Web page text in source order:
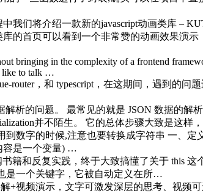
我们将介绍一款新的javascript动画类库 –
的首页可以看到一个非常赞的动画效果演
bringing in the complexity of a frontend
like to talk …
router，和 typescript，在这期间，遇到的问
析的问题。 最常见的就是 JSON 数据的解
并不陌生。 它的总体步骤大致是这样
数字的时候,注意也要转换成字符串 一、定
容是一个变量) …
籍和反复实践，终于大致搞懂了关于 this 这
是一个关键字，它被自动定义在所…
+视频演示，文字可激发深层的思考、视频